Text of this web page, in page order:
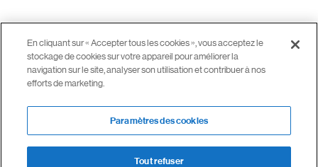
© 2026 airinspace
Confidentialité
Paramètres des cookies
En cliquant sur « Accepter tous les cookies », vous acceptez le
stockage de cookies sur votre appareil pour améliorer la
navigation sur le site, analyser son utilisation et contribuer à nos
efforts de marketing.
Paramètres des cookies
Tout refuser